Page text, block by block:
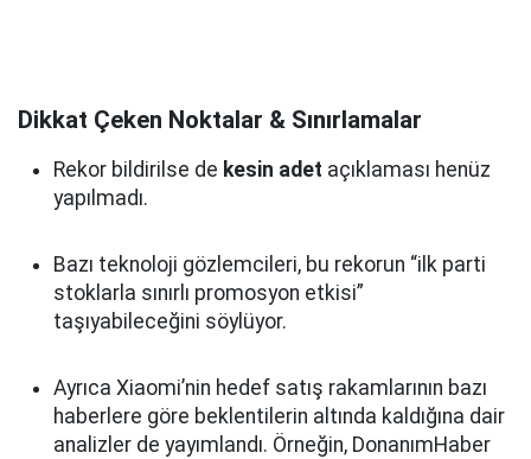
Dikkat Çeken Noktalar & Sınırlamalar
Rekor bildirilse de kesin adet açıklaması henüz
yapılmadı.
Bazı teknoloji gözlemcileri, bu rekorun “ilk parti
stoklarla sınırlı promosyon etkisi”
taşıyabileceğini söylüyor.
Ayrıca Xiaomi’nin hedef satış rakamlarının bazı
haberlere göre beklentilerin altında kaldığına dair
analizler de yayımlandı. Örneğin, DonanımHaber